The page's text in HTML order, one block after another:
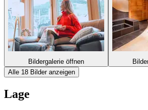
Bildergalerie öffnen
Alle 18 Bilder anzeigen
Lage